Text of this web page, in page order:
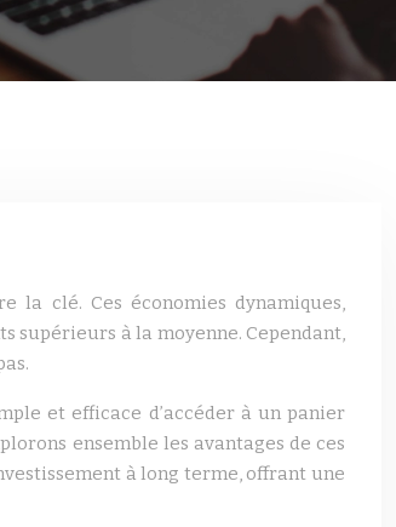
la clé. Ces économies dynamiques,
supérieurs à la moyenne. Cependant,
et efficace d’accéder à un panier
ensemble les avantages de ces
à long terme, offrant une